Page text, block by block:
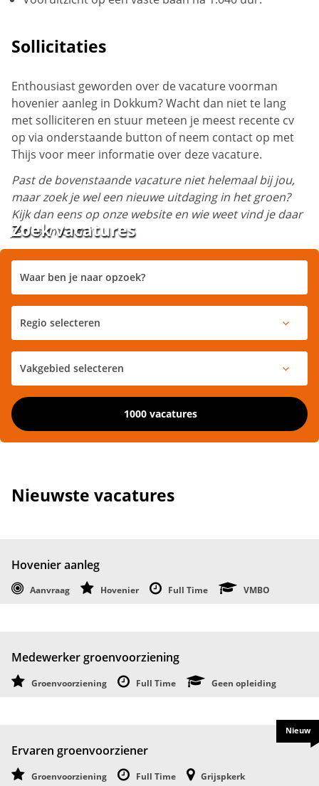
Sollicitaties
Enthousiast geworden over de vacature voorman
hovenier aanleg in Dokkum? Wacht dan niet te lang
met solliciteren en stuur meteen je meest recente cv
op via onderstaande button of neem contact op met
Thijs voor meer informatie over deze vacature.
Past de bovenstaande vacature niet helemaal bij jou,
maar zoek je wel een nieuwe uitdaging in het groen?
Kijk dan eens op onze website en wie weet vind je daar
je droombaan!
Zoek vacatures
1000 vacatures
Nieuwste vacatures
Hovenier aanleg
Aanvraag Hovenier Full Time VMBO
Medewerker groenvoorziening
Groenvoorziening Full Time Geen opleiding
Ervaren groenvoorziener
Groenvoorziening Full Time Grijspkerk
Nieuw